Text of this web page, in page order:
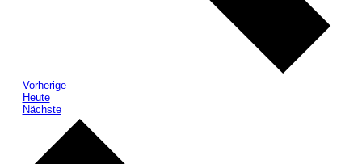
VorherigeVeranstaltungen
Heute
NächsteVeranstaltungen